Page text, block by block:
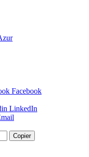
Facebook
LinkedIn
Copier